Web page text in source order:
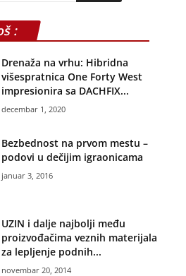
:
Drenaža na vrhu: Hibridna
višespratnica One Forty West
impresionira sa DACHFIX...
decembar 1, 2020
Bezbednost na prvom mestu –
podovi u dečijim igraonicama
januar 3, 2016
UZIN i dalje najbolji među
proizvođačima veznih materijala
za lepljenje podnih...
novembar 20, 2014